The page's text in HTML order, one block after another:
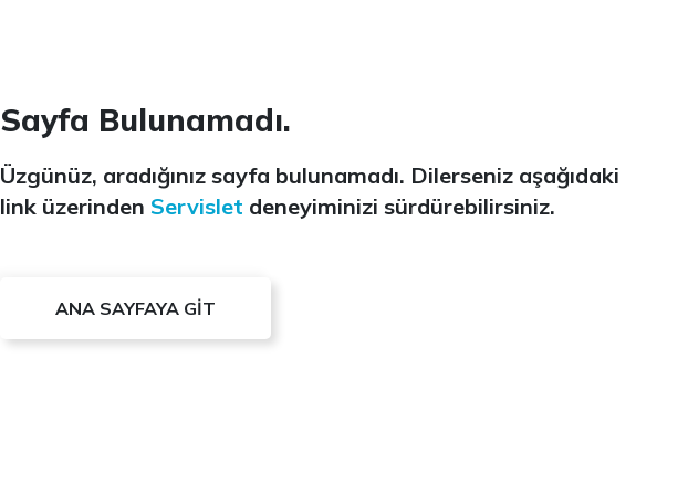
Sayfa Bulunamadı.
Üzgünüz, aradığınız sayfa bulunamadı. Dilerseniz aşağıdaki
link üzerinden Servislet deneyiminizi sürdürebilirsiniz.
ANA SAYFAYA GİT